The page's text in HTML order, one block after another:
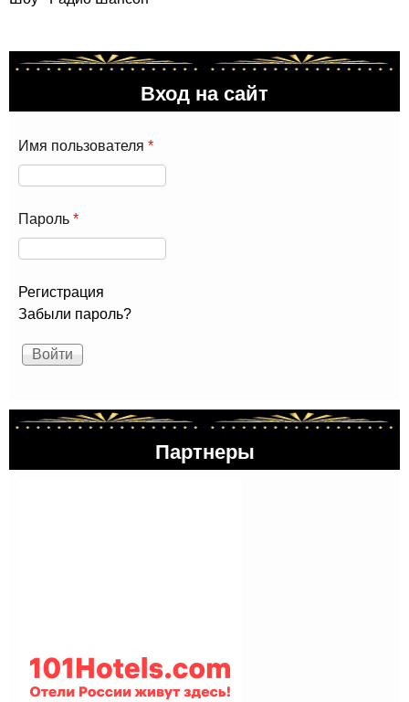
Вход на сайт
Имя пользователя *
Пароль *
Регистрация
Забыли пароль?
Партнеры